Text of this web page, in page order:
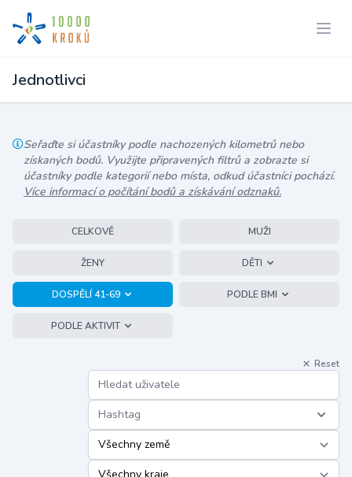
Jednotlivci
Seřaďte si účastníky podle nachozených kilometrů nebo
získaných bodů. Využijte připravených filtrů a zobrazte si
účastníky podle kategorií nebo místa, odkud účastníci pochází.
Více informací o počítání bodů a získávání odznaků.
CELKOVĚ MUŽI
ŽENY DĚTI
DOSPĚLÍ 41-69 PODLE BMI
PODLE AKTIVIT
Reset
Hashtag